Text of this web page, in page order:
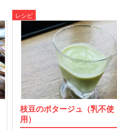
レシピ
枝豆のポタージュ（乳不使
用）